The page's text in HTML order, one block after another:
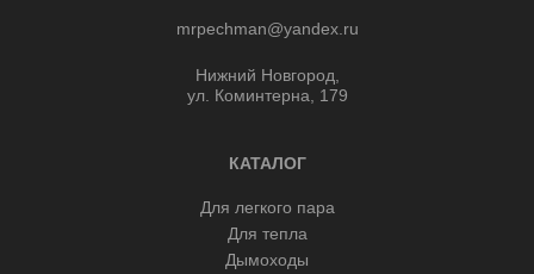
mrpechman@yandex.ru
Нижний Новгород,
ул. Коминтерна, 179
КАТАЛОГ
Для легкого пара
Для тепла
Дымоходы